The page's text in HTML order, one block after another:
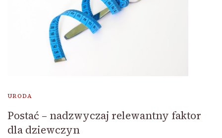
URODA
Postać – nadzwyczaj relewantny faktor
dla dziewczyn